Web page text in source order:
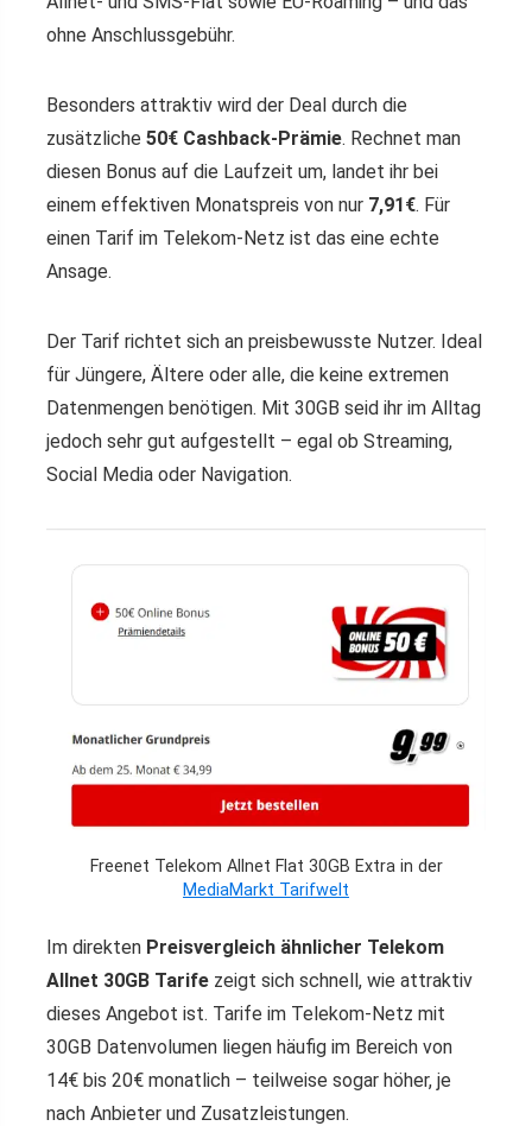
ohne Anschlussgebühr.
Besonders attraktiv wird der Deal durch die
zusätzliche 50€ Cashback-Prämie. Rechnet man
diesen Bonus auf die Laufzeit um, landet ihr bei
einem effektiven Monatspreis von nur 7,91€. Für
einen Tarif im Telekom-Netz ist das eine echte
Ansage.
Der Tarif richtet sich an preisbewusste Nutzer. Ideal
für Jüngere, Ältere oder alle, die keine extremen
Datenmengen benötigen. Mit 30GB seid ihr im Alltag
jedoch sehr gut aufgestellt – egal ob Streaming,
Social Media oder Navigation.
Freenet Telekom Allnet Flat 30GB Extra in der
MediaMarkt Tarifwelt
Im direkten Preisvergleich ähnlicher Telekom
Allnet 30GB Tarife zeigt sich schnell, wie attraktiv
dieses Angebot ist. Tarife im Telekom-Netz mit
30GB Datenvolumen liegen häufig im Bereich von
14€ bis 20€ monatlich – teilweise sogar höher, je
nach Anbieter und Zusatzleistungen.